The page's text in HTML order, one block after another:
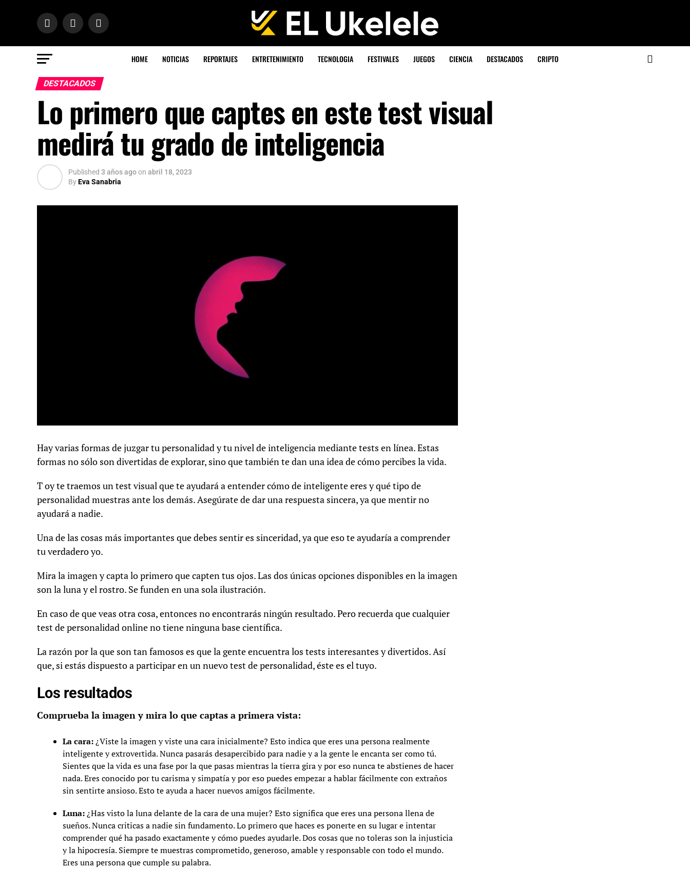
HOME NOTICIAS REPORTAJES ENTRETENIMIENTO TECNOLOGIA FESTIVALES JUEGOS CIENCIA DESTACADOS CRIPTO
DESTACADOS
Lo primero que captes en este test visual
medirá tu grado de inteligencia
Published 3 años agoon abril 18, 2023
ByEva Sanabria
Hay varias formas de juzgar tu personalidad y tu nivel de inteligencia mediante tests en línea. Estas
formas no sólo son divertidas de explorar, sino que también te dan una idea de cómo percibes la vida.
T oy te traemos un test visual que te ayudará a entender cómo de inteligente eres y qué tipo de
personalidad muestras ante los demás. Asegúrate de dar una respuesta sincera, ya que mentir no
ayudará a nadie.
Una de las cosas más importantes que debes sentir es sinceridad, ya que eso te ayudaría a comprender
tu verdadero yo.
Mira la imagen y capta lo primero que capten tus ojos. Las dos únicas opciones disponibles en la imagen
son la luna y el rostro. Se funden en una sola ilustración.
En caso de que veas otra cosa, entonces no encontrarás ningún resultado. Pero recuerda que cualquier
test de personalidad online no tiene ninguna base científica.
La razón por la que son tan famosos es que la gente encuentra los tests interesantes y divertidos. Así
que, si estás dispuesto a participar en un nuevo test de personalidad, éste es el tuyo.
Los resultados
Comprueba la imagen y mira lo que captas a primera vista:
La cara:¿Viste la imagen y viste una cara inicialmente? Esto indica que eres una persona realmente
inteligente y extrovertida. Nunca pasarás desapercibido para nadie y a la gente le encanta ser como tú.
Sientes que la vida es una fase por la que pasas mientras la tierra gira y por eso nunca te abstienes de hacer
nada. Eres conocido por tu carisma y simpatía y por eso puedes empezar a hablar fácilmente con extraños
sin sentirte ansioso. Esto te ayuda a hacer nuevos amigos fácilmente.
Luna:¿Has visto la luna delante de la cara de una mujer? Esto significa que eres una persona llena de
sueños. Nunca criticas a nadie sin fundamento. Lo primero que haces es ponerte en su lugar e intentar
comprender qué ha pasado exactamente y cómo puedes ayudarle. Dos cosas que no toleras son la injusticia
y la hipocresía. Siempre te muestras comprometido, generoso, amable y responsable con todo el mundo.
Eres una persona que cumple su palabra.